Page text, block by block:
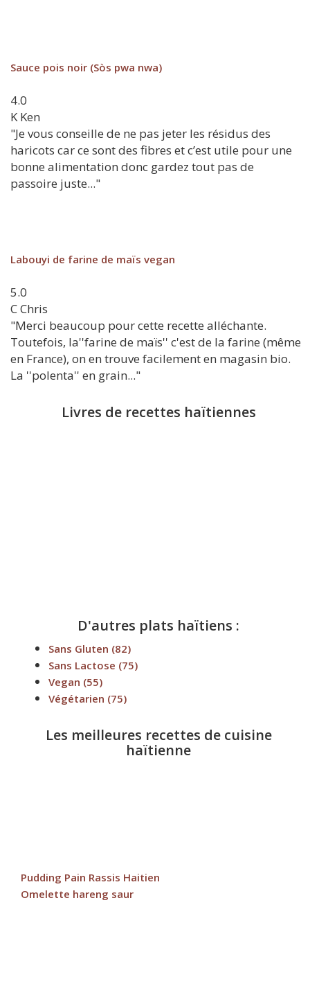
Sauce pois noir (Sòs pwa nwa)
4.0
K Ken
"Je vous conseille de ne pas jeter les résidus des
haricots car ce sont des fibres et c’est utile pour une
bonne alimentation donc gardez tout pas de
passoire juste..."
Labouyi de farine de maïs vegan
5.0
CChris
"Merci beaucoup pour cette recette alléchante.
Toutefois, la''farine de maïs'' c'est de la farine (même
en France), on en trouve facilement en magasin bio.
La ''polenta'' en grain..."
Livres de recettes haïtiennes
D'autres plats haïtiens :
Sans Gluten (82)
Sans Lactose (75)
Vegan (55)
Végétarien (75)
Les meilleures recettes de cuisine
haïtienne
Pudding Pain Rassis Haitien
Omelette hareng saur